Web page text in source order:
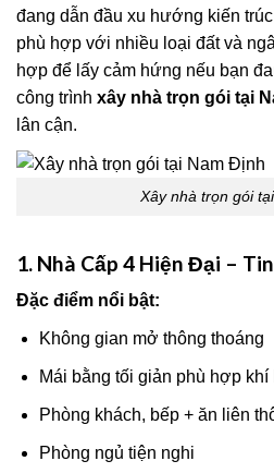
đang dẫn đầu xu hướng kiến
phù hợp với nhiều loại đất và
hợp để lấy cảm hứng nếu bạn
công trình xây nhà trọn gói tại
lân cận.
Xây nhà trọn gói
1. Nhà Cấp 4 Hiện Đại –
Đặc điểm nổi bật:
Không gian mở thông thoáng
Mái bằng tối giản phù hợp khí
Phòng khách, bếp + ăn liên
Phòng ngủ tiện nghi